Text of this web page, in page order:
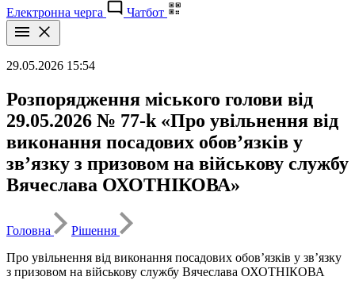
Електронна черга
Чатбот
29.05.2026 15:54
Розпорядження міського голови від
29.05.2026 № 77-k «Про увільнення від
виконання посадових обов’язків у
зв’язку з призовом на військову службу
Вячеслава ОХОТНІКОВА»
Головна
Рішення
Про увільнення від виконання посадових обов’язків у зв’язку
з призовом на військову службу Вячеслава ОХОТНІКОВА